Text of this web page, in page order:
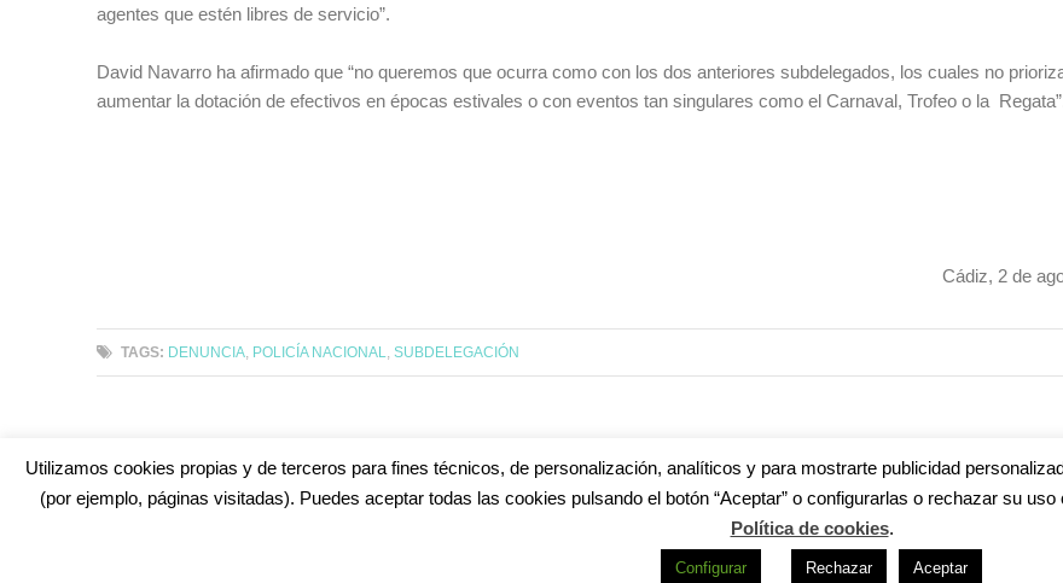
agentes que estén libres de servicio”.
David Navarro ha afirmado que “no queremos que ocurra como con los dos anteriores subdelegados, los cuales no
aumentar la dotación de efectivos en épocas estivales o con eventos tan singulares como el Carnaval, Trofeo o la
Cádiz, 2 de
TAGS: DENUNCIA POLICÍA NACIONAL ,SUBDELEGACIÓN
¿No encuentras alguna cosa? Echa un vistazo en Aviso legal Política de privacidad Accesibilidad
Utilizamos cookies propias y de terceros para fines técnicos, de personalización, analíticos y para mostrarte publicidad
(por ejemplo, páginas visitadas). Puedes aceptar todas las cookies pulsando el botón “Aceptar” o configurarlas o rechazar su
Política de cookies.
Configurar Rechazar Aceptar